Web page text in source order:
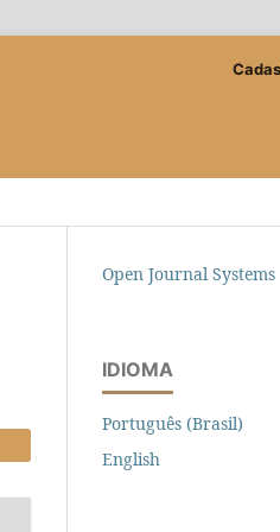
Open Journal Systems
IDIOMA
Português (Brasil)
English